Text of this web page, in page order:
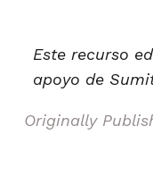
Este recurso
apoyo de
Originally